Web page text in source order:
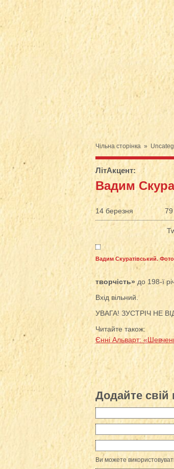
Чільна сторінка »
ЛітАкцент:
Вадим
14 березня 79
Вадим Скуратівський.
творчість» до 198-ї
Вхід вільний.
УВАГА! ЗУСТРІЧ НЕ
Читайте також:
Єнні Альварт:
Додайте свій
Ви можете